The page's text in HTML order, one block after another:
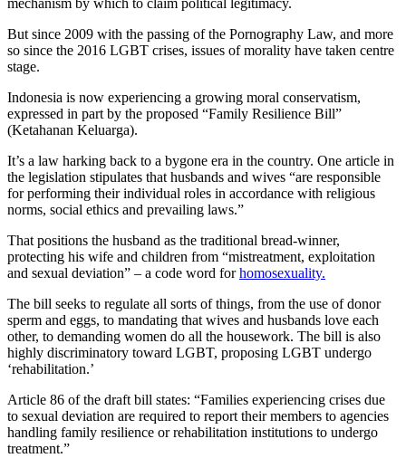
mechanism by which to claim political legitimacy.
But since 2009 with the passing of the Pornography Law, and more
so since the 2016 LGBT crises, issues of morality have taken centre
stage.
Indonesia is now experiencing a growing moral conservatism,
expressed in part by the proposed “Family Resilience Bill”
(Ketahanan Keluarga).
It’s a law harking back to a bygone era in the country. One article in
the legislation stipulates that husbands and wives “are responsible
for performing their individual roles in accordance with religious
norms, social ethics and prevailing laws.”
That positions the husband as the traditional bread-winner,
protecting his wife and children from “mistreatment, exploitation
and sexual deviation” – a code word forhomosexuality.
The bill seeks to regulate all sorts of things, from the use of donor
sperm and eggs, to mandating that wives and husbands love each
other, to demanding women do all the housework. The bill is also
highly discriminatory toward LGBT, proposing LGBT undergo
‘rehabilitation.’
Article 86 of the draft bill states: “Families experiencing crises due
to sexual deviation are required to report their members to agencies
handling family resilience or rehabilitation institutions to undergo
treatment.”